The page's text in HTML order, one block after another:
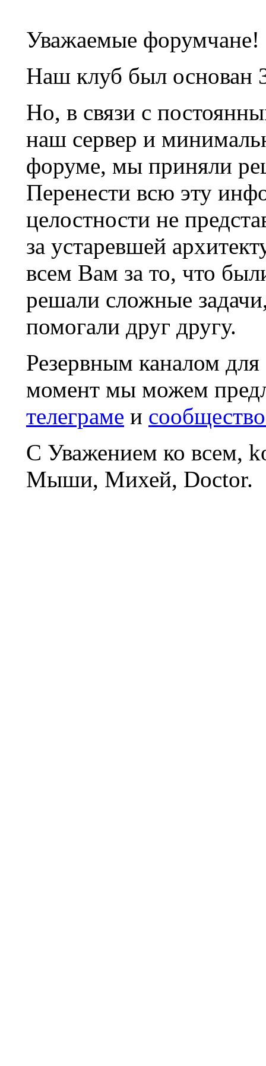
Уважаемые форумчане!
Наш клуб был основан
Но, в связи с
наш сервер и
форуме, мы приняли
Перенести всю эту
целостности не
за устаревшей
всем Вам за то, что
решали сложные
помогали друг другу.
Резервным каналом
момент мы можем
телеграме и
С Уважением ко всем,
Мыши, Михей, Doctor.